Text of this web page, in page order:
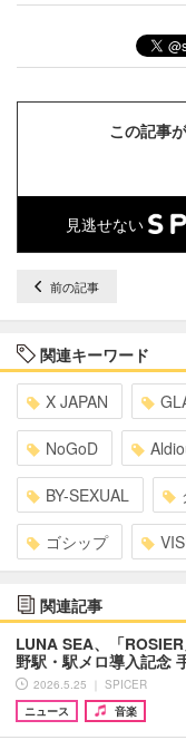
この記事
見逃せない
前の記事
関連キーワード
X JAPAN
NoGoD
BY-SEXUAL
ゴシップ
関連記事
LUNA SEA、「
野駅・駅メロ導入記念
2026.5.25 ｜ SPICER
ニュース
音楽